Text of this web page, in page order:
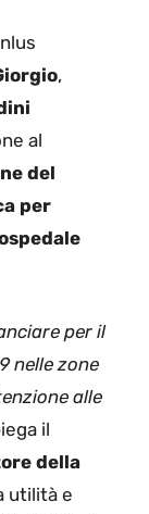
,
al
del
per
per il
nelle zone
alle
il
della
utilità e